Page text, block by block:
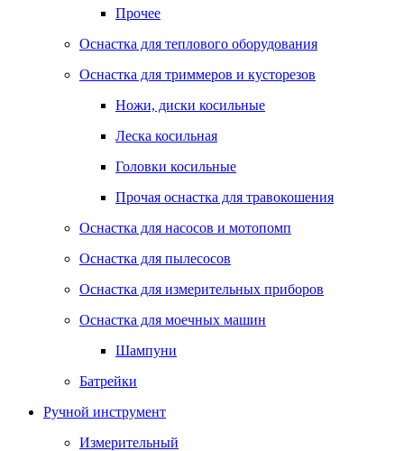
Прочее
Оснастка для теплового оборудования
Оснастка для триммеров и кусторезов
Ножи, диски косильные
Леска косильная
Головки косильные
Прочая оснастка для травокошения
Оснастка для насосов и мотопомп
Оснастка для пылесосов
Оснастка для измерительных приборов
Оснастка для моечных машин
Шампуни
Батрейки
Ручной инструмент
Измерительный